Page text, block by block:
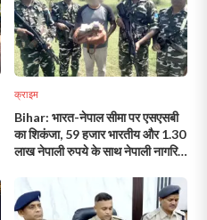
क्राइम
Bihar: भारत-नेपाल सीमा पर एसएसबी
का शिकंजा, 59 हजार भारतीय और 1.30
लाख नेपाली रुपये के साथ नेपाली नागरिक